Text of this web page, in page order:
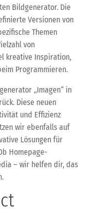
Bildgenerator. Die
Versionen von
Themen
von
kreative Inspiration,
Programmieren.
„Imagen“ in
Diese neuen
und Effizienz
wir ebenfalls auf
Lösungen für
Homepage-
– wir helfen dir, das